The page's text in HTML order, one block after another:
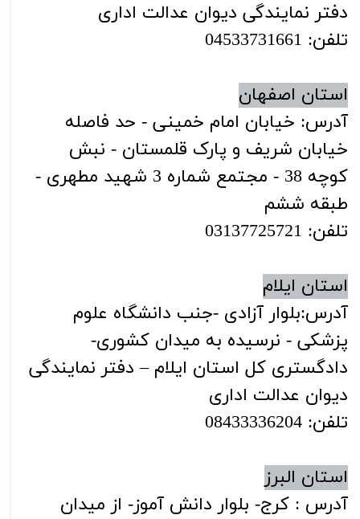
دفتر نمایندگی دیوان عدالت اداری
تلفن: 04533731661
استان اصفهان
آدرس: خیابان امام خمینی - حد فاصله
خیابان شریف و پارک قلمستان - نبش
کوچه 38 - مجتمع شماره 3 شهید مطهری -
طبقه ششم
تلفن: 03137725721
استان ایلام
آدرس:بلوار آزادی -جنب دانشگاه علوم
پزشکی - نرسیده به میدان کشوری-
دادگستری کل استان ایلام – دفتر نمایندگی
دیوان عدالت اداری
تلفن: 08433336204
استان البرز
آدرس : کرج- بلوار دانش آموز- از میدان